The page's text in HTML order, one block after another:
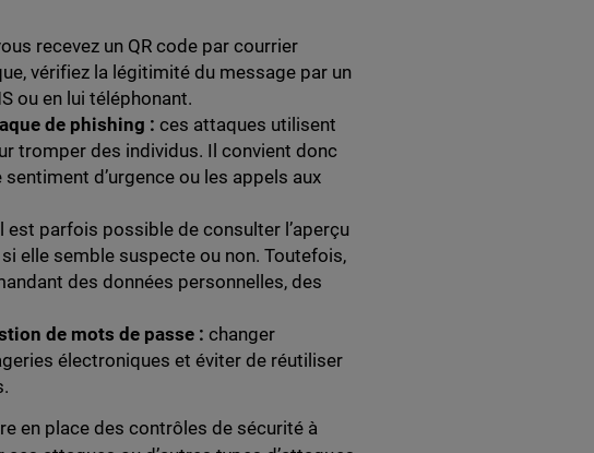
recevez un QR code par courrier
vérifiez la légitimité du message par un
ou en lui téléphonant.
de phishing :ces attaques utilisent
tromper des individus. Il convient donc
d’urgence ou les appels aux
est parfois possible de consulter l’aperçu
elle semble suspecte ou non. Toutefois,
des données personnelles, des
de mots de passe : changer
électroniques et éviter de réutiliser
en place des contrôles de sécurité à